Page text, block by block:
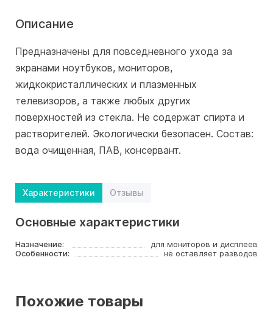
Описание
Предназначены для повседневного ухода за
экранами ноутбуков, мониторов,
жидкокристаллических и плазменных
телевизоров, а также любых других
поверхностей из стекла. Не содержат спирта и
растворителей. Экологически безопасен. Состав:
вода очищенная, ПАВ, консервант.
Характеристики Отзывы
Основные характеристики
Назначение:
для мониторов и дисплеев
Особенности:
не оставляет разводов
Похожие товары